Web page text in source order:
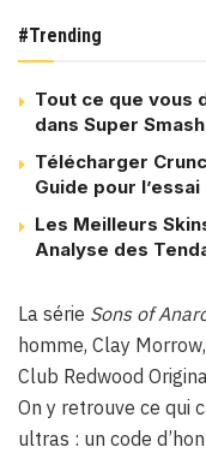
#Trending
Tout ce que vous
dans Super
Télécharger
Guide pour
Les Meilleurs
Analyse des
La série Sons of
homme, Clay
Club Redwood
On y retrouve ce qui
ultras : un code